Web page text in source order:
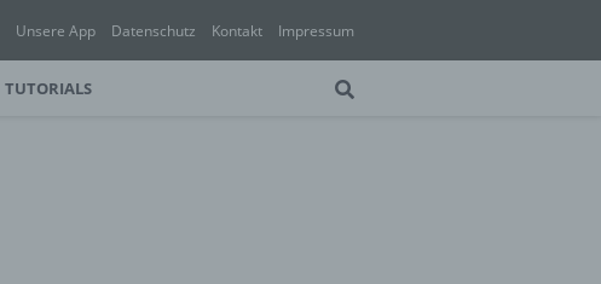
Unsere App Datenschutz Kontakt Impressum
TUTORIALS